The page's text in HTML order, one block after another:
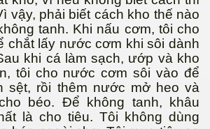
vậy, phải biết cách kho thế nào
tanh. Khi nấu cơm, tôi cho
chắt lấy nước cơm khi sôi dành
khi cá làm sạch, ướp và kho
tôi cho nước cơm sôi vào để
sệt, rồi thêm nước mở heo và
béo. Để không tanh, khâu
là cho tiêu. Tôi không dùng